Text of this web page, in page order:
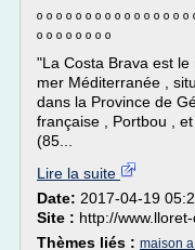
º º º º º º º º º º º º º º º
º º º º º º º º
"La Costa Brava est
mer Méditerranée ,
dans la Province de
française , Portbou ,
(85...
Lire la suite
Date: 2017-04-19
Site : http://
Thèmes liés : maison